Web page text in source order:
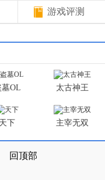
游戏评测
墓OL 太古神王
天下 主宰无双
回顶部